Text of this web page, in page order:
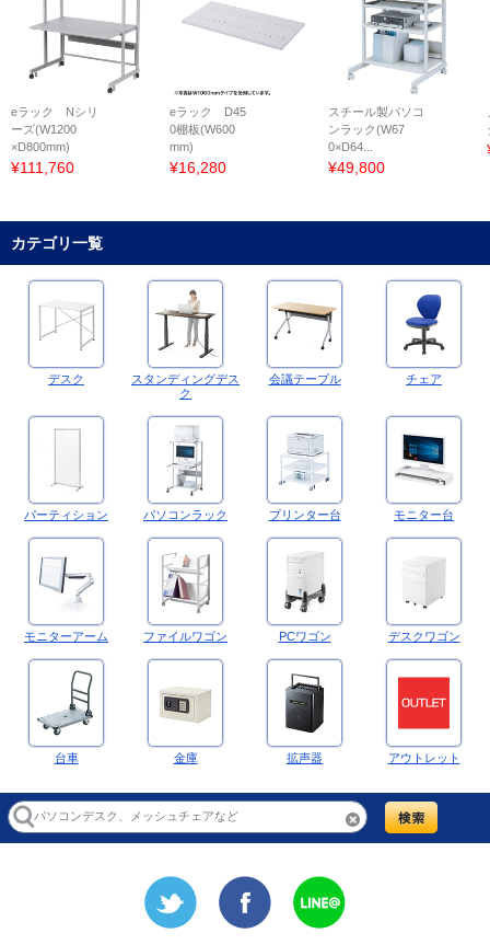
eラック Nシリ
ーズ(W1200
×D800mm)
¥111,760
eラック D45
0棚板(W600
mm)
¥16,280
スチール製パソコ
ンラック(W67
0×D64...
¥49,800
カテゴリ一覧
デスク
スタンディングデス
ク
会議テーブル チェア
パーティション パソコンラック プリンター台 モニター台
モニターアーム ファイルワゴン PCワゴン デスクワゴン
台車 金庫 拡声器 アウトレット